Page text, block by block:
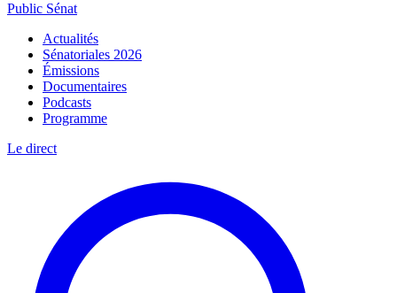
Public Sénat
Actualités
Sénatoriales 2026
Émissions
Documentaires
Podcasts
Programme
Le direct